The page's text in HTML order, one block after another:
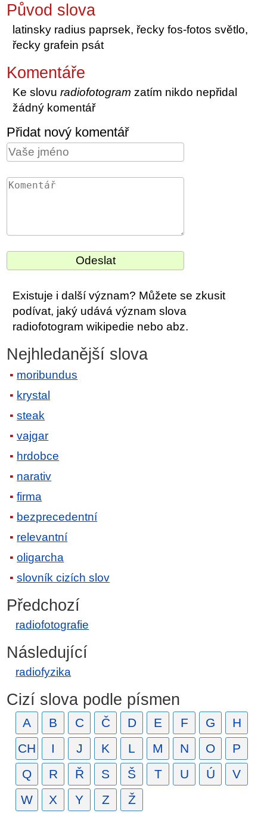
Původ slova
latinsky radius paprsek, řecky fos-fotos světlo,
řecky grafein psát
Komentáře
Ke slovuradiofotogram zatím nikdo nepřidal
žádný komentář
Přidat nový komentář
Existuje i další význam? Můžete se zkusit
podívat, jaký udává význam slova
radiofotogram wikipedie nebo abz.
Nejhledanější slova
moribundus
krystal
steak
vajgar
hrdobce
narativ
firma
bezprecedentní
relevantní
oligarcha
slovník cizích slov
Předchozí
radiofotografie
Následující
radiofyzika
Cizí slova podle písmen
A B C Č D E F G
H
CH
I J K L M N O
P
Q
R Ř S Š T U Ú
V
W
X Y Z Ž